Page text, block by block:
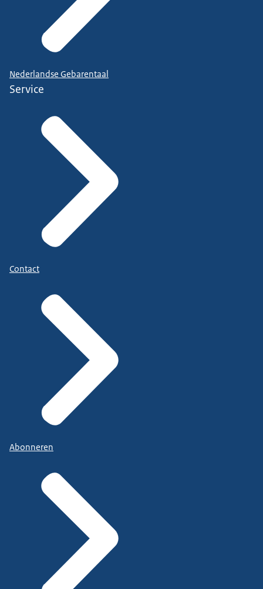
Nederlandse Gebarentaal
Service
Contact
Abonneren